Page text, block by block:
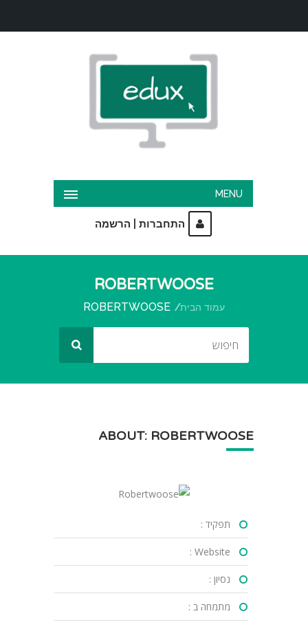
MENU
התחברות הרשמה
ROBERTWOOSE
עמוד הבית ROBERTWOOSE
ABOUT: ROBERTWOOSE
תפקיד :
Website :
נסיון :
מתמחה ב :